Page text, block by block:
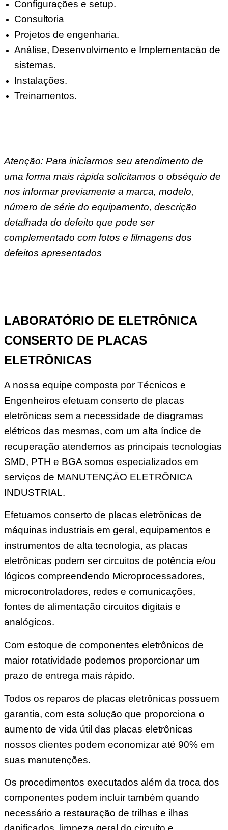
Configurações e setup.
Consultoria
Projetos de engenharia.
Análise, Desenvolvimento e Implementacāo de
sistemas.
Instalações.
Treinamentos.
Atenção: Para iniciarmos seu atendimento de
uma forma mais rápida solicitamos o obséquio de
nos informar previamente a marca, modelo,
número de série do equipamento, descrição
detalhada do defeito que pode ser
complementado com fotos e filmagens dos
defeitos apresentados
LABORATÓRIO DE ELETRÔNICA
CONSERTO DE PLACAS
ELETRÔNICAS
A nossa equipe composta por Técnicos e
Engenheiros efetuam conserto de placas
eletrônicas sem a necessidade de diagramas
elétricos das mesmas, com um alta índice de
recuperação atendemos as principais tecnologias
SMD, PTH e BGA somos especializados em
serviços de MANUTENÇĀO ELETRÔNICA
INDUSTRIAL.
Efetuamos conserto de placas eletrônicas de
máquinas industriais em geral, equipamentos e
instrumentos de alta tecnologia, as placas
eletrônicas podem ser circuitos de potência e/ou
lógicos compreendendo Microprocessadores,
microcontroladores, redes e comunicações,
fontes de alimentação circuitos digitais e
analógicos.
Com estoque de componentes eletrônicos de
maior rotatividade podemos proporcionar um
prazo de entrega mais rápido.
Todos os reparos de placas eletrônicas possuem
garantia, com esta solução que proporciona o
aumento de vida útil das placas eletrônicas
nossos clientes podem economizar até 90% em
suas manutenções.
Os procedimentos executados além da troca dos
componentes podem incluir também quando
necessário a restauração de trilhas e ilhas